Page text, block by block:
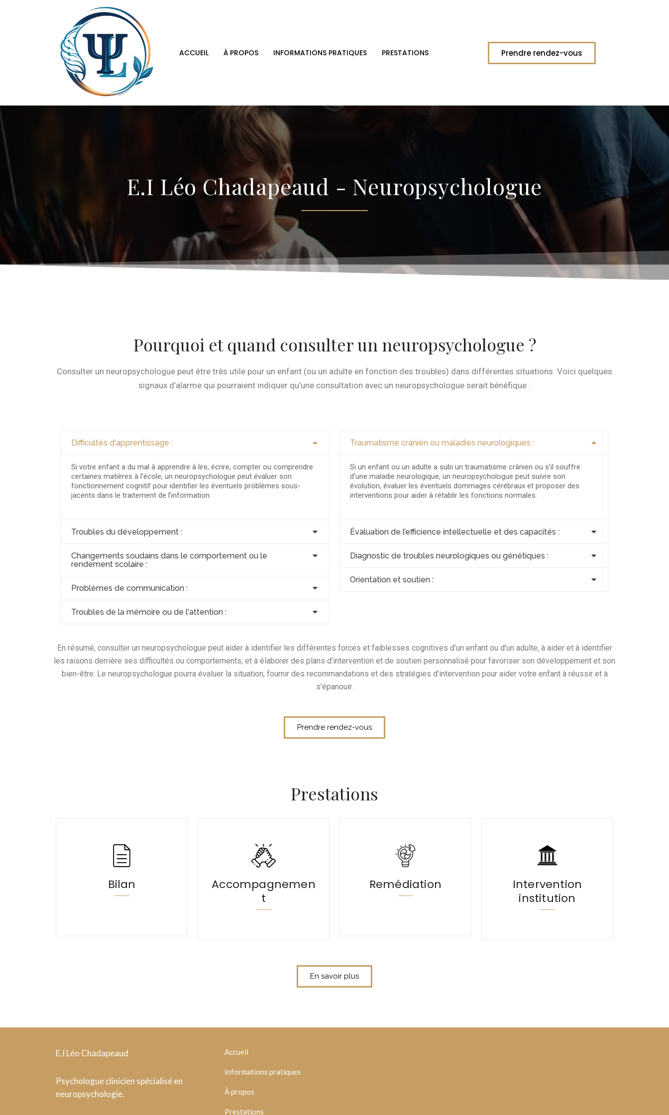
ACCUEIL À PROPOS INFORMATIONS PRATIQUES PRESTATIONS Prendre rendez-vous
E.I Léo Chadapeaud - Neuropsychologue
Pourquoi et quand consulter un neuropsychologue ?
Consulter un neuropsychologue peut être très utile pour un enfant (ou un adulte en fonction des troubles) dans différentes situations. Voici quelques
signaux d’alarme qui pourraient indiquer qu’une consultation avec un neuropsychologue serait bénéfique :
Difficultés d'apprentissage :
Si votre enfant a du mal à apprendre à lire, écrire, compter ou comprendre
certaines matières à l’école, un neuropsychologue peut évaluer son
fonctionnement cognitif pour identifier les éventuels problèmes sous-
jacents dans le traitement de l’information.
Troubles du développement :
Changements soudains dans le comportement ou le
rendement scolaire :
Problèmes de communication :
Troubles de la mémoire ou de l'attention :
Traumatisme crânien ou maladies neurologiques :
Si un enfant ou un adulte a subi un traumatisme crânien ou s’il souffre
d’une maladie neurologique, un neuropsychologue peut suivre son
évolution, évaluer les éventuels dommages cérébraux et proposer des
interventions pour aider à rétablir les fonctions normales.
Évaluation de l’efficience intellectuelle et des capacités :
Diagnostic de troubles neurologiques ou génétiques :
Orientation et soutien :
En résumé, consulter un neuropsychologue peut aider à identifier les différentes forces et faiblesses cognitives d’un enfant ou d’un adulte, à aider et à identifier
les raisons derrière ses difficultés ou comportements, et à élaborer des plans d’intervention et de soutien personnalisé pour favoriser son développement et son
bien-être. Le neuropsychologue pourra évaluer la situation, fournir des recommandations et des stratégies d’intervention pour aider votre enfant à réussir et à
s’épanouir.
Prendre rendez-vous
Prestations
Bilan
Accompagnemen
t
Remédiation
Intervention
institution
En savoir plus
E.I Léo Chadapeaud
Psychologue clinicien spécialisé en
neuropsychologie.
Accueil
Informations pratiques
À propos
Prestations